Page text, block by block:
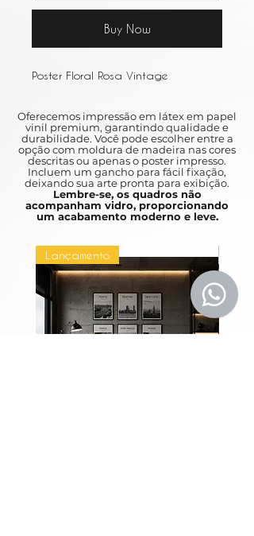
Buy Now
Poster Floral Rosa Vintage
Oferecemos impressão em látex em papel
vinil premium, garantindo qualidade e
durabilidade. Você pode escolher entre a
opção com moldura de madeira nas cores
descritas ou apenas o poster impresso.
Incluem um gancho para fácil fixação,
deixando sua arte pronta para exibição.
Lembre-se, os quadros não
acompanham vidro, proporcionando
um acabamento moderno e leve.
Lançamento